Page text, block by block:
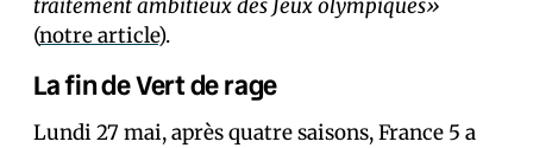
traitement ambitieux des Jeux olympiques»
(notre article).
La fin de Vert de rage
Lundi 27 mai, après quatre saisons, France 5 a